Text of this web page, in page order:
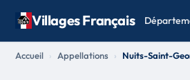
Villages Français
Accueil Appellations Nuits-Saint-